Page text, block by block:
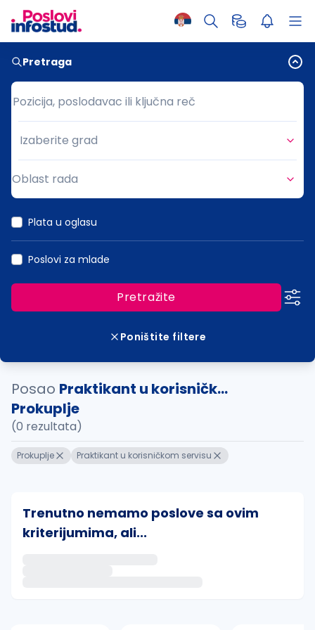
Pretraga
Pozicija, poslodavac ili ključna reč
Pozicija, poslodavac ili ključna reč
Grad
Izaberite grad
Oblast rada
Plata u oglasu
Poslovi za mlade
Pretražite
Poništite filtere
Posao Praktikant u korisničk...
Prokuplje
(0 rezultata)
Prokuplje Praktikant u korisničkom servisu
Trenutno nemamo poslove sa ovim
kriterijumima, ali...